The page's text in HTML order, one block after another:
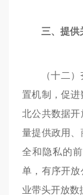
三、提供
（十二
置机制，促进
北公共数据
量提供政用
全和隐私的
单，有序开
业带头开放数